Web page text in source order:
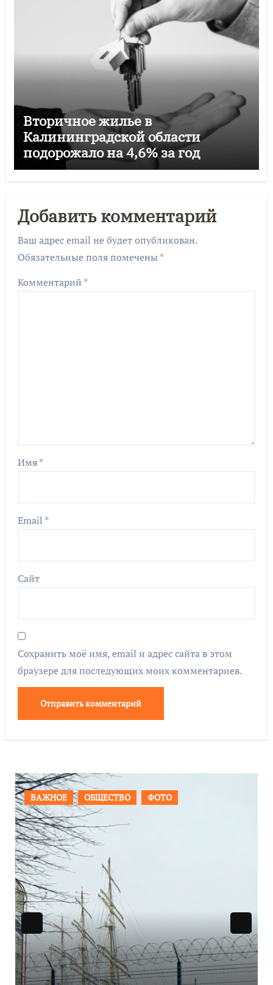
Вторичное жилье в
Калининградской области
подорожало на 4,6% за год
Добавить комментарий
Ваш адрес email не будет опубликован.
Обязательные поля помечены *
Комментарий *
Имя*
Email *
Сайт
Сохранить моё имя, email и адрес сайта в этом
браузере для последующих моих комментариев.
ПРОИСШЕСТВИЯ ФОТО